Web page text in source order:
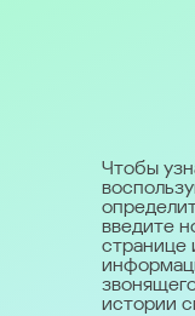
Чтобы
введите
странице
истории